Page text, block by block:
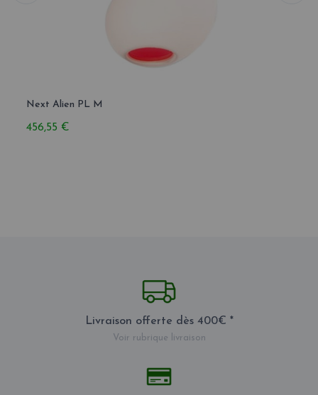
Next Alien PL M
456,55 €
Livraison offerte dès 400€ *
Voir rubrique livraison